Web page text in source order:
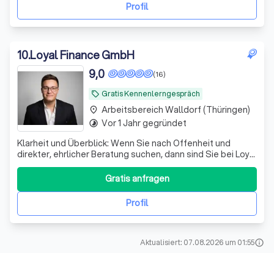
Profil
10.Loyal Finance GmbH
local_offer Gratis Kennenlerngespräch
(16)
9,0
Klarheit und Überblick: Wenn Sie nach Offenheit und
direkter, ehrlicher Beratung suchen, dann sind Sie bei Loyal
Finance richtig.
Profil
Gratis anfragen
place Arbeitsbereich Walldorf (Thüringen)
timelapse Vor 1 Jahr gegründet
Aktualisiert: 07.08.2026 um 01:55info